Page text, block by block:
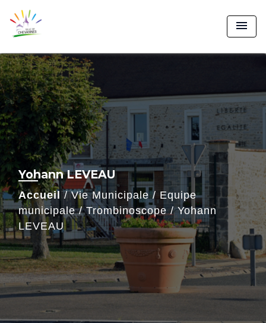
menu
Yohann LEVEAU
Accueil /Vie Municipale / Equipe
municipale/Trombinoscope/Yohann
LEVEAU